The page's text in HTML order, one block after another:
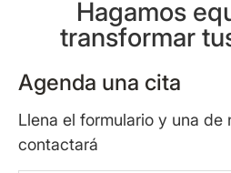
Hagamos
transformar
Agenda una cita
Llena el formulario y una de
contactará